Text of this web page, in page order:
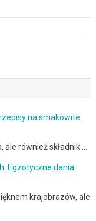
na smakowite
również składnik …
Egzotyczne dania
krajobrazów, ale